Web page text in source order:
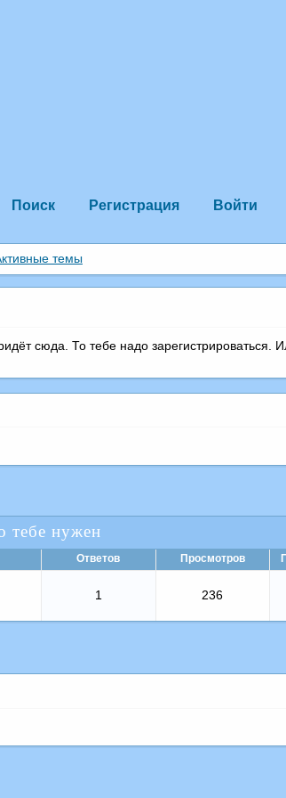
Поиск Регистрация Войти
темы
сюда. То тебе надо зарегистрироваться.
тебе нужен
Ответов Просмотров
1 236